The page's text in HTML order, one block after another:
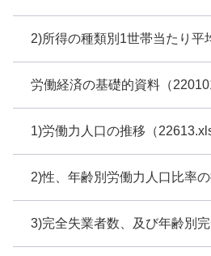
2)所得の種類別1世帯当たり平
労働経済の基礎的資料（
1)労働力人口の推移（22613.xls
2)性、年齢別労働力人口比率
3)完全失業者数、及び年齢別